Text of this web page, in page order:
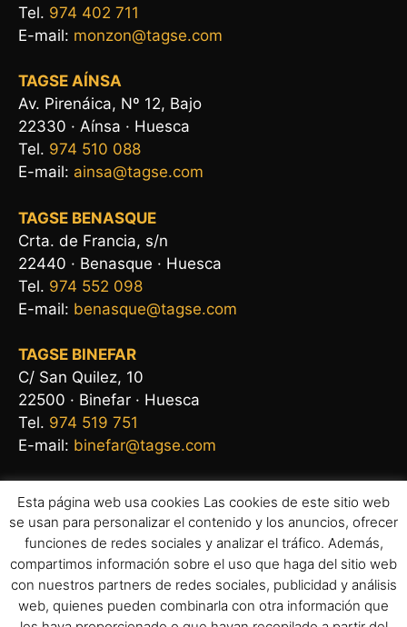
Tel. 974 402 711
E-mail: monzon@tagse.com
TAGSE AÍNSA
Av. Pirenáica, Nº 12, Bajo
22330 · Aínsa · Huesca
Tel. 974 510 088
E-mail: ainsa@tagse.com
TAGSE BENASQUE
Crta. de Francia, s/n
22440 · Benasque · Huesca
Tel. 974 552 098
E-mail: benasque@tagse.com
TAGSE BINEFAR
C/ San Quilez, 10
22500 · Binefar · Huesca
Tel. 974 519 751
E-mail: binefar@tagse.com
Esta página web usa cookies Las cookies de este sitio web
se usan para personalizar el contenido y los anuncios, ofrecer
funciones de redes sociales y analizar el tráfico. Además,
compartimos información sobre el uso que haga del sitio web
con nuestros partners de redes sociales, publicidad y análisis
web, quienes pueden combinarla con otra información que